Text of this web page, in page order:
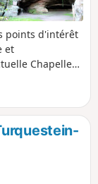
points d'intérêt
et
Chapelle